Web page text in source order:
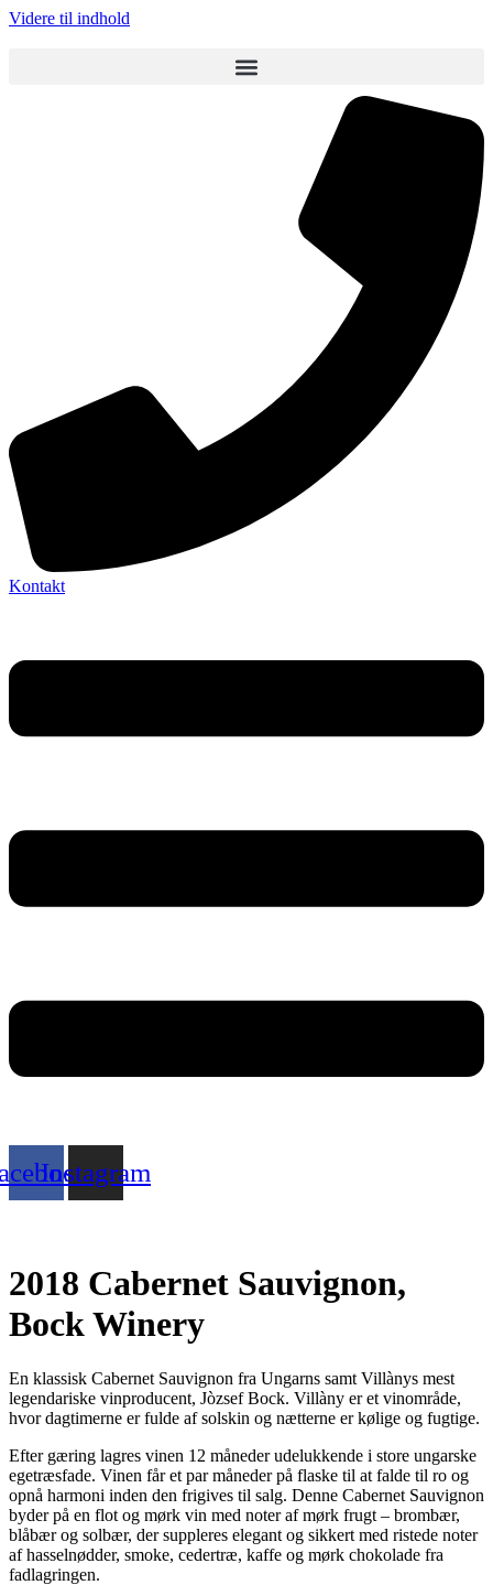
Videre til indhold
Kontakt
Instagram
2018 Cabernet Sauvignon,
Bock Winery
En klassisk Cabernet Sauvignon fra Ungarns samt Villànys mest
legendariske vinproducent, Jòzsef Bock. Villàny er et vinområde,
hvor dagtimerne er fulde af solskin og nætterne er kølige og fugtige.
Efter gæring lagres vinen 12 måneder udelukkende i store ungarske
egetræsfade. Vinen får et par måneder på flaske til at falde til ro og
opnå harmoni inden den frigives til salg. Denne Cabernet Sauvignon
byder på en flot og mørk vin med noter af mørk frugt – brombær,
blåbær og solbær, der suppleres elegant og sikkert med ristede noter
af hasselnødder, smoke, cedertræ, kaffe og mørk chokolade fra
fadlagringen.